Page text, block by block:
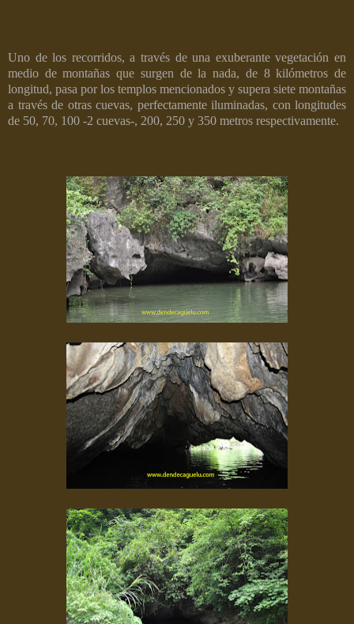
Uno de los recorridos, a través de una exuberante vegetación en
medio de montañas que surgen de la nada, de 8 kilómetros de
longitud, pasa por los templos mencionados y supera siete montañas
a través de otras cuevas, perfectamente iluminadas, con longitudes
de 50, 70, 100 -2 cuevas-, 200, 250 y 350 metros respectivamente.